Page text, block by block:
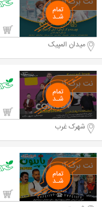
میدان المپیک
شهرک غرب